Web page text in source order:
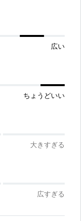
広い
ちょうどいい
大きすぎる
広すぎる